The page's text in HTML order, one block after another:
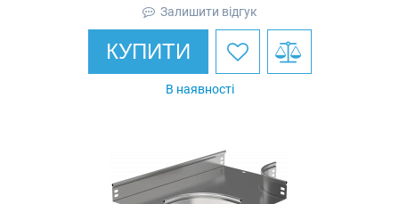
Залишити відгук
КУПИТИ
В наявності